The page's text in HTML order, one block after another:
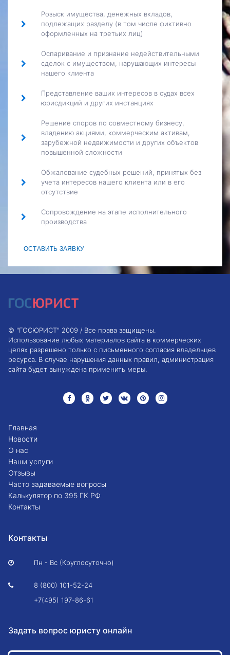
Розыск имущества, денежных вкладов,
подлежащих разделу (в том числе фиктивно
оформленных на третьих лиц)
Оспаривание и признание недействительными
сделок с имуществом, нарушающих интересы
нашего клиента
Представление ваших интересов в судах всех
юрисдикций и других инстанциях
Решение споров по совместному бизнесу,
владению акциями, коммерческим активам,
зарубежной недвижимости и других объектов
повышенной сложности
Обжалование судебных решений, принятых без
учета интересов нашего клиента или в его
отсутствие
Сопровождение на этапе исполнительного
производства
ОСТАВИТЬ ЗАЯВКУ
© "ГОСЮРИСТ" 2009 / Все права защищены.
Использование любых материалов сайта в коммерческих
целях разрешено только с письменного согласия владельцев
ресурса. В случае нарушения данных правил, администрация
сайта будет вынуждена применить меры.
Главная
Новости
О нас
Наши услуги
Отзывы
Часто задаваемые вопросы
Калькулятор по 395 ГК РФ
Контакты
Контакты
 Пн - Вс (Круглосуточно)

8 (800) 101-52-24
+7(495) 197-86-61
Задать вопрос юристу онлайн